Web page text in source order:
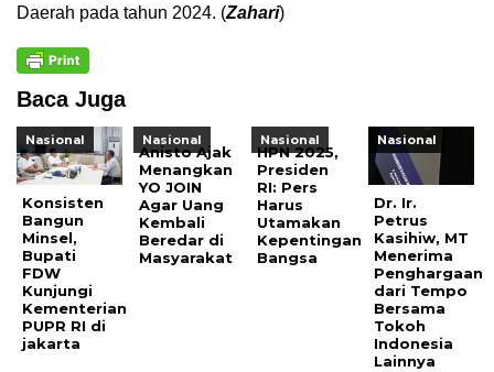
Daerah pada tahun 2024. (Zahari)
Baca Juga
Nasional
Konsisten
Bangun
Minsel,
Bupati
FDW
Kunjungi
Kementerian
PUPR RI di
jakarta
Nasional
Anisto Ajak
Menangkan
YO JOIN
Agar Uang
Kembali
Beredar di
Masyarakat
Nasional
HPN 2025,
Presiden
RI: Pers
Harus
Utamakan
Kepentingan
Bangsa
Nasional
Dr. Ir.
Petrus
Kasihiw, MT
Menerima
Penghargaan
dari Tempo
Bersama
Tokoh
Indonesia
Lainnya